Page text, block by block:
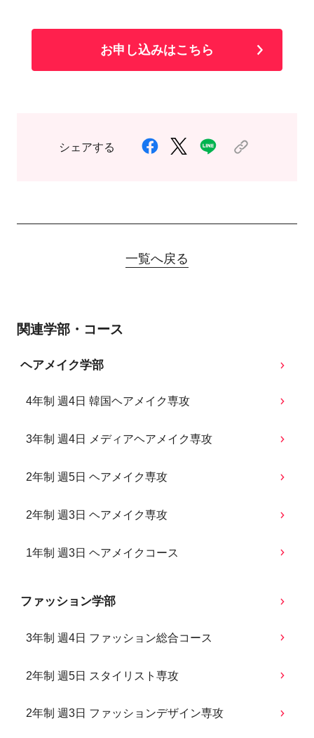
お申し込みはこちら
シェアする
一覧へ戻る
関連学部・コース
ヘアメイク学部
4年制 週4日 韓国ヘアメイク専攻
3年制 週4日 メディアヘアメイク専攻
2年制 週5日 ヘアメイク専攻
2年制 週3日 ヘアメイク専攻
1年制 週3日 ヘアメイクコース
ファッション学部
3年制 週4日 ファッション総合コース
2年制 週5日 スタイリスト専攻
2年制 週3日 ファッションデザイン専攻